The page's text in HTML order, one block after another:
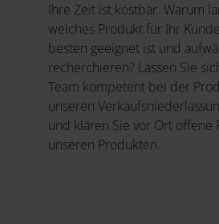
Ihre Zeit ist kostbar. Warum
welches Produkt für Ihr
besten geeignet ist und
recherchieren? Lassen Sie
Team kompetent bei der
unseren
und klären Sie vor Ort offene
unseren Produkten.